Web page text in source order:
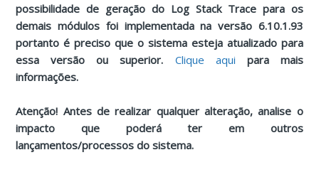
possibilidade de geração do Log Stack Trace para os
demais módulos foi implementada na versão 6.10.1.93
portanto é preciso que o sistema esteja atualizado para
essa versão ou superior. Clique aqui para mais
informações.
Atenção! Antes de realizar qualquer alteração, analise o
impacto que poderá ter em outros
lançamentos/processos do sistema.